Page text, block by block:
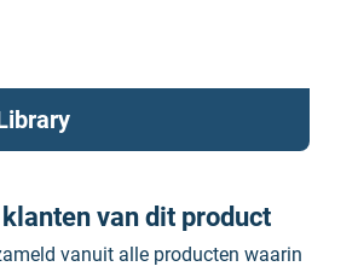
van dit product
vanuit alle producten waarin